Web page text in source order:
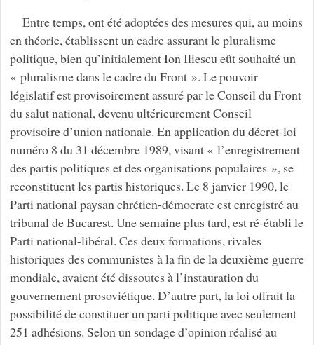
Entre temps, ont été adoptées des mesures qui, au moins
en théorie, établissent un cadre assurant le pluralisme
politique, bien qu’initialement Ion Iliescu eût souhaité un
« pluralisme dans le cadre du Front ». Le pouvoir
législatif est provisoirement assuré par le Conseil du Front
du salut national, devenu ultérieurement Conseil
provisoire d’union nationale. En application du décret-loi
numéro 8 du 31 décembre 1989, visant « l’enregistrement
des partis politiques et des organisations populaires », se
reconstituent les partis historiques. Le 8 janvier 1990, le
Parti national paysan chrétien-démocrate est enregistré au
tribunal de Bucarest. Une semaine plus tard, est ré-établi le
Parti national-libéral. Ces deux formations, rivales
historiques des communistes à la fin de la deuxième guerre
mondiale, avaient été dissoutes à l’instauration du
gouvernement prosoviétique. D’autre part, la loi offrait la
possibilité de constituer un parti politique avec seulement
251 adhésions. Selon un sondage d’opinion réalisé au